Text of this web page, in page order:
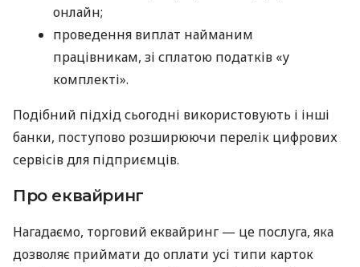
онлайн;
проведення виплат найманим
працівникам, зі сплатою податків «у
комплекті».
Подібний підхід сьогодні використовують і інші
банки, поступово розширюючи перелік цифрових
сервісів для підприємців.
Про еквайринг
Нагадаємо, торговий еквайринг — це послуга, яка
дозволяє приймати до оплати усі типи карток